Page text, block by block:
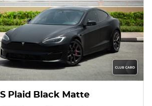
Plaid Black Matte